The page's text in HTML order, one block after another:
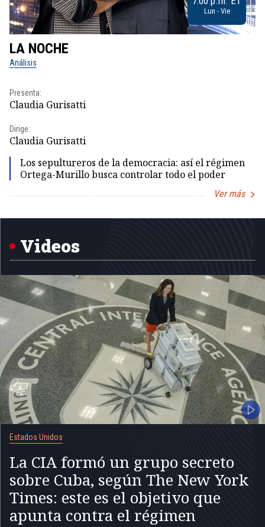
Lun - Vie
LA NOCHE
Análisis
Presenta:
Claudia Gurisatti
Dirige:
Claudia Gurisatti
Los sepultureros de la democracia: así el régimen
Ortega-Murillo busca controlar todo el poder
Ver más
1
Videos
Estados Unidos
La CIA formó un grupo secreto
sobre Cuba, según The New York
Times: este es el objetivo que
apunta contra el régimen